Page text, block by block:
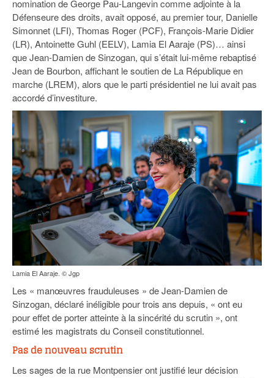
Marchés publics
93
94
95
Lire les résumés
nomination de George Pau-Langevin comme adjointe à la
Défenseure des droits, avait opposé, au premier tour, Danielle
Simonnet (LFI), Thomas Roger (PCF), François-Marie Didier
(LR), Antoinette Guhl (EELV), Lamia El Aaraje (PS)… ainsi
que Jean-Damien de Sinzogan, qui s’était lui-même rebaptisé
Jean de Bourbon, affichant le soutien de La République en
marche (LREM), alors que le parti présidentiel ne lui avait pas
accordé d’investiture.
Lamia El Aaraje. © Jgp
Les « manœuvres frauduleuses » de Jean-Damien de
Sinzogan, déclaré inéligible pour trois ans depuis, « ont eu
pour effet de porter atteinte à la sincérité du scrutin », ont
estimé les magistrats du Conseil constitutionnel.
Pas de nouveau scrutin
Les sages de la rue Montpensier ont justifié leur décision